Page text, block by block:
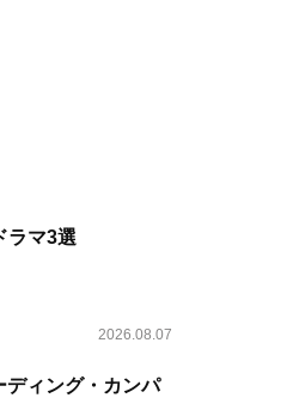
ラマ3選
2026.08.07
ディング・カンパ